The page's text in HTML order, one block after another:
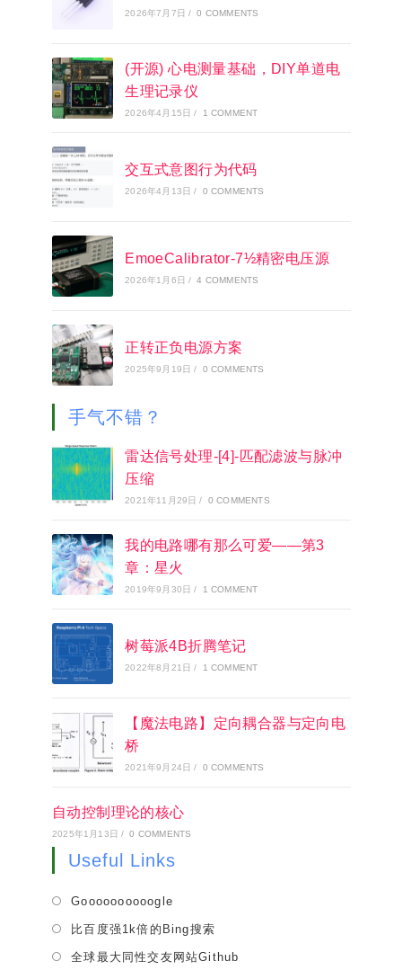
2026年7月7日 / 0 COMMENTS
(开源) 心电测量基础，DIY单道电
生理记录仪
2026年4月15日 / 1 COMMENT
交互式意图行为代码
2026年4月13日 / 0 COMMENTS
EmoeCalibrator-7½精密电压源
2026年1月6日 / 4 COMMENTS
正转正负电源方案
2025年9月19日 / 0 COMMENTS
手气不错？
雷达信号处理-[4]-匹配滤波与脉冲
压缩
2021年11月29日 / 0 COMMENTS
我的电路哪有那么可爱——第3
章：星火
2019年9月30日 / 1 COMMENT
树莓派4B折腾笔记
2022年8月21日 / 1 COMMENT
【魔法电路】定向耦合器与定向电
桥
2021年9月24日 / 0 COMMENTS
自动控制理论的核心
2025年1月13日 / 0 COMMENTS
Useful Links
GoooooooooogleOpens
new
比百度强1k倍的Bing搜索Opens
全球最大同性交友网站Github